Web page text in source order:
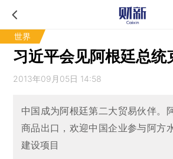
世界
习近平会见阿根廷总统
2013年09月05日 14:58
中国成为阿根廷第二大贸易伙伴。
商品出口，欢迎中国企业参与阿方
建设项目